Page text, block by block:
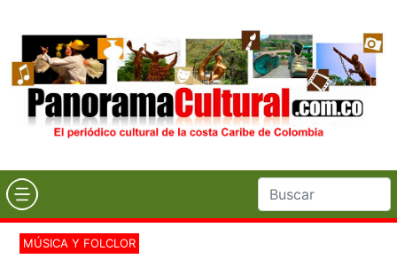
MÚSICA Y FOLCLOR